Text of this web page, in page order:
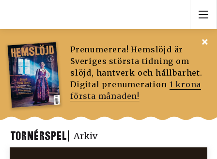
Prenumerera! Hemslöjd är
Sveriges största tidning om
slöjd, hantverk och hållbarhet.
Digital prenumeration 1 krona
första månaden!
TORNÉRSPEL Arkiv